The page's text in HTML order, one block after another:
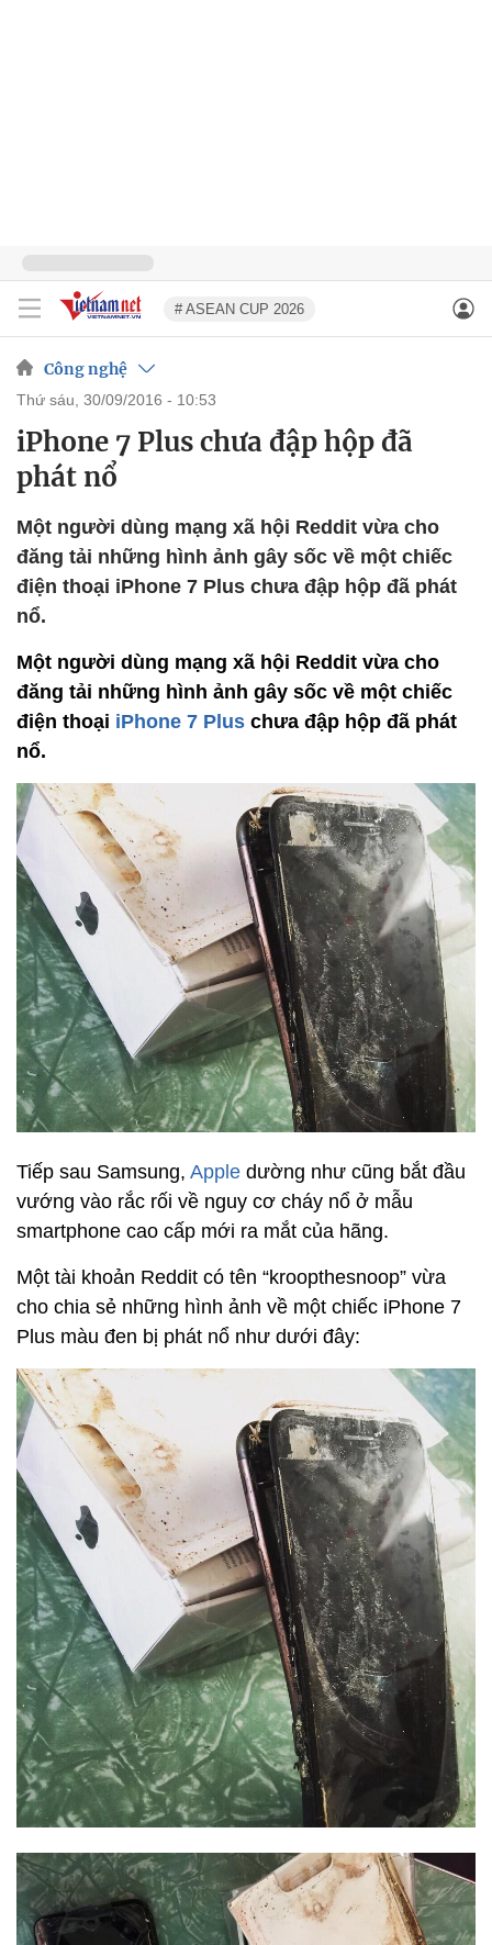
# ASEAN CUP 2026
Công nghệ
thứ sáu, 30/09/2016 - 10:53
iPhone 7 Plus chưa đập hộp đã
phát nổ
Một người dùng mạng xã hội Reddit vừa cho
đăng tải những hình ảnh gây sốc về một chiếc
điện thoại iPhone 7 Plus chưa đập hộp đã phát
nổ.
Một người dùng mạng xã hội Reddit vừa cho
đăng tải những hình ảnh gây sốc về một chiếc
điện thoại iPhone 7 Plus chưa đập hộp đã phát
nổ.
Tiếp sau Samsung, Apple dường như cũng bắt đầu
vướng vào rắc rối về nguy cơ cháy nổ ở mẫu
smartphone cao cấp mới ra mắt của hãng.
Một tài khoản Reddit có tên “kroopthesnoop” vừa
cho chia sẻ những hình ảnh về một chiếc iPhone 7
Plus màu đen bị phát nổ như dưới đây: